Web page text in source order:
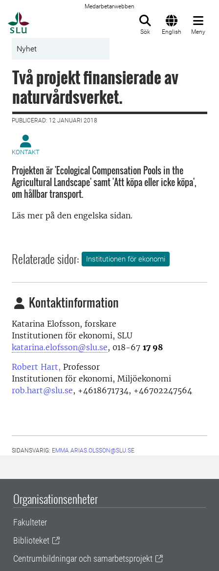
Medarbetarwebben
Sök English Meny
Nyhet
Två projekt finansierade av
naturvårdsverket.
PUBLICERAD: 12 JANUARI 2018
KONTAKT
Projekten är 'Ecological Compensation Pools in the
Agricultural Landscape' samt 'Att köpa eller icke köpa',
om hållbar transport.
Läs mer på den engelska sidan.
Relaterade sidor: Institutionen för ekonomi
Kontaktinformation
Katarina Elofsson, forskare
Institutionen för ekonomi, SLU
katarina.elofsson@slu.se, 018-67 17 98
Robert Hart, Professor
Institutionen för ekonomi, Miljöekonomi
rob.hart@slu.se, +4618671734, +46702247564
SIDANSVARIG: EMMA.ARIAS.OLSSON@SLU.SE
Organisationsenheter
Fakulteter
Biblioteket
Centrumbildningar och samarbetsprojekt